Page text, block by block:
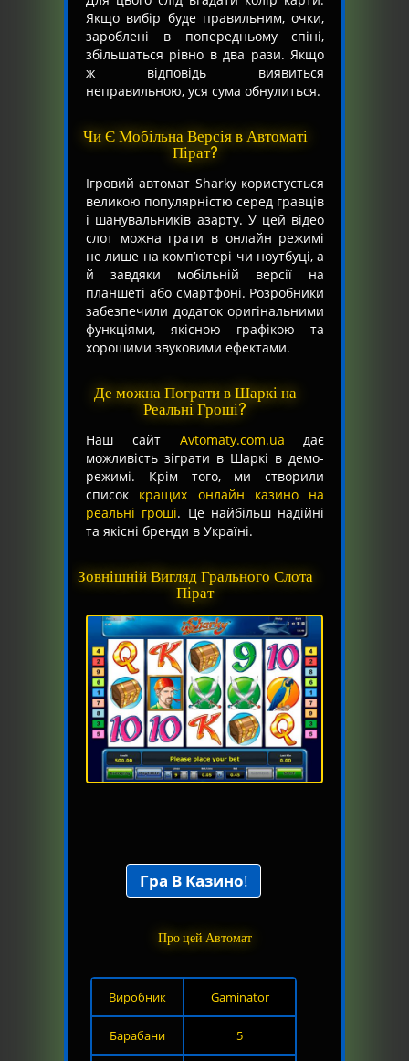
Якщо вибір буде правильним, очки,
зароблені в попередньому спіні,
збільшаться рівно в два рази. Якщо
ж відповідь виявиться
неправильною, уся сума обнулиться.
Чи Є Мобільна Версія в Автоматі
Пірат?
Ігровий автомат Sharky користується
великою популярністю серед гравців
і шанувальників азарту. У цей відео
слот можна грати в онлайн режимі
не лише на комп’ютері чи ноутбуці, а
й завдяки мобільній версії на
планшеті або смартфоні. Розробники
забезпечили додаток оригінальними
функціями, якісною графікою та
хорошими звуковими ефектами.
Де можна Пограти в Шаркі на
Реальні Гроші?
Наш сайт Avtomaty.com.ua дає
можливість зіграти в Шаркі в демо-
режимі. Крім того, ми створили
список кращих онлайн казино на
реальні гроші. Це найбільш надійні
та якісні бренди в Україні.
Зовнішній Вигляд Грального Слота
Пірат
Гра В Казино!
Про цей Автомат
Виробник Gaminator
Барабани 5